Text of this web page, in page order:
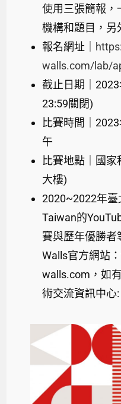
使用三張簡報，
機構和題目，另
報名網址｜
walls.com/lab/
截止日期｜
23:59關閉)
比賽時間｜
午
比賽地點｜國
大樓)
2020~2022年臺
Taiwan的
賽與歷年優勝者
Walls官方網站
walls.com，如
術交流資訊中心: